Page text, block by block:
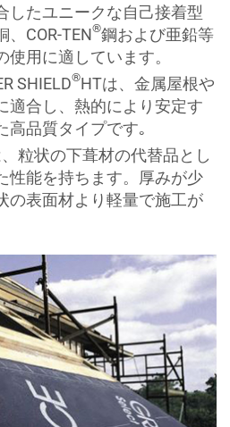
したユニークな自己接着型
、COR-TEN®鋼および亜鉛等
用に適しています。
SHIELD®HTは、金属屋根や
適合し、熱的により安定す
高品質タイプです｡
粒状の下葺材の代替品とし
性能を持ちます。厚みが少
の表面材より軽量で施工が